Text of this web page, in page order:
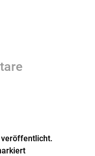
veröffentlicht.